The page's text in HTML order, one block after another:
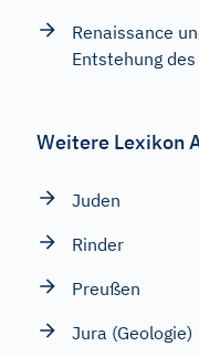
Renaissance
Entstehung
Weitere Lexikon
Juden
Rinder
Preußen
Jura (Geologie)